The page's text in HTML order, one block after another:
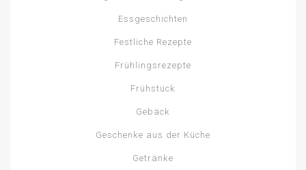
Essgeschichten
Festliche Rezepte
Frühlingsrezepte
Frühstück
Gebäck
Geschenke aus der Küche
Getränke